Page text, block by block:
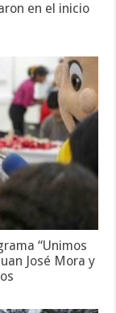
en el inicio
“Unimos
José Mora y